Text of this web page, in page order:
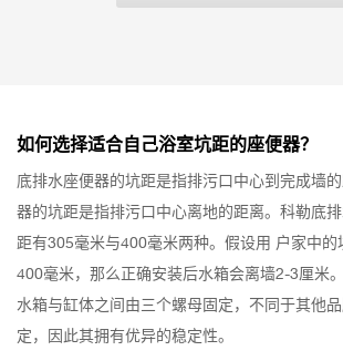
如何选择适合自己浴室坑距的座便器？
底排水座便器的坑距是指排污口中心到完成墙
器的坑距是指排污口中心离地的距离。科勒底
距有305毫米与400毫米两种。假设用 户家中的
400毫米，那么正确安装后水箱会离墙2-3厘米
水箱与缸体之间由三个螺母固定，不同于其他
定，因此其拥有优异的稳定性。